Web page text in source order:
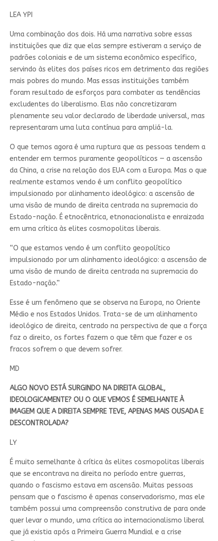
LEA YPI
Uma combinação dos dois. Há uma narrativa sobre essas
instituições que diz que elas sempre estiveram a serviço de
padrões coloniais e de um sistema econômico específico,
servindo às elites dos países ricos em detrimento das regiões
mais pobres do mundo. Mas essas instituições também
foram resultado de esforços para combater as tendências
excludentes do liberalismo. Elas não concretizaram
plenamente seu valor declarado de liberdade universal, mas
representaram uma luta contínua para ampliá-la.
O que temos agora é uma ruptura que as pessoas tendem a
entender em termos puramente geopolíticos — a ascensão
da China, a crise na relação dos EUA com a Europa. Mas o que
realmente estamos vendo é um conflito geopolítico
impulsionado por alinhamento ideológico: a ascensão de
uma visão de mundo de direita centrada na supremacia do
Estado-nação. É etnocêntrica, etnonacionalista e enraizada
em uma crítica às elites cosmopolitas liberais.
“O que estamos vendo é um conflito geopolítico
impulsionado por um alinhamento ideológico: a ascensão de
uma visão de mundo de direita centrada na supremacia do
Estado-nação.”
Esse é um fenômeno que se observa na Europa, no Oriente
Médio e nos Estados Unidos. Trata-se de um alinhamento
ideológico de direita, centrado na perspectiva de que a força
faz o direito, os fortes fazem o que têm que fazer e os
fracos sofrem o que devem sofrer.
MD
ALGO NOVO ESTÁ SURGINDO NA DIREITA GLOBAL,
IDEOLOGICAMENTE? OU O QUE VEMOS É SEMELHANTE À
IMAGEM QUE A DIREITA SEMPRE TEVE, APENAS MAIS OUSADA E
DESCONTROLADA?
LY
É muito semelhante à crítica às elites cosmopolitas liberais
que se encontrava na direita no período entre guerras,
quando o fascismo estava em ascensão. Muitas pessoas
pensam que o fascismo é apenas conservadorismo, mas ele
também possui uma compreensão construtiva de para onde
quer levar o mundo, uma crítica ao internacionalismo liberal
que já existia após a Primeira Guerra Mundial e a crise